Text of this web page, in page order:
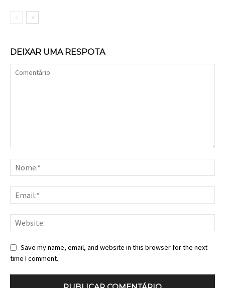
DEIXAR UMA RESPOTA
Save my name, email, and website in this browser for the next
time I comment.